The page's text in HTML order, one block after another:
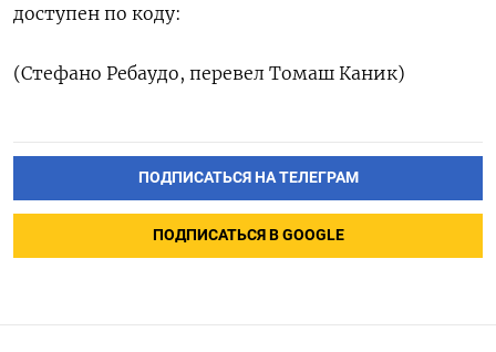
доступен по коду:
(Стефано Ребаудо, перевел Томаш Каник)
ПОДПИСАТЬСЯ НА ТЕЛЕГРАМ
ПОДПИСАТЬСЯ В GOOGLE